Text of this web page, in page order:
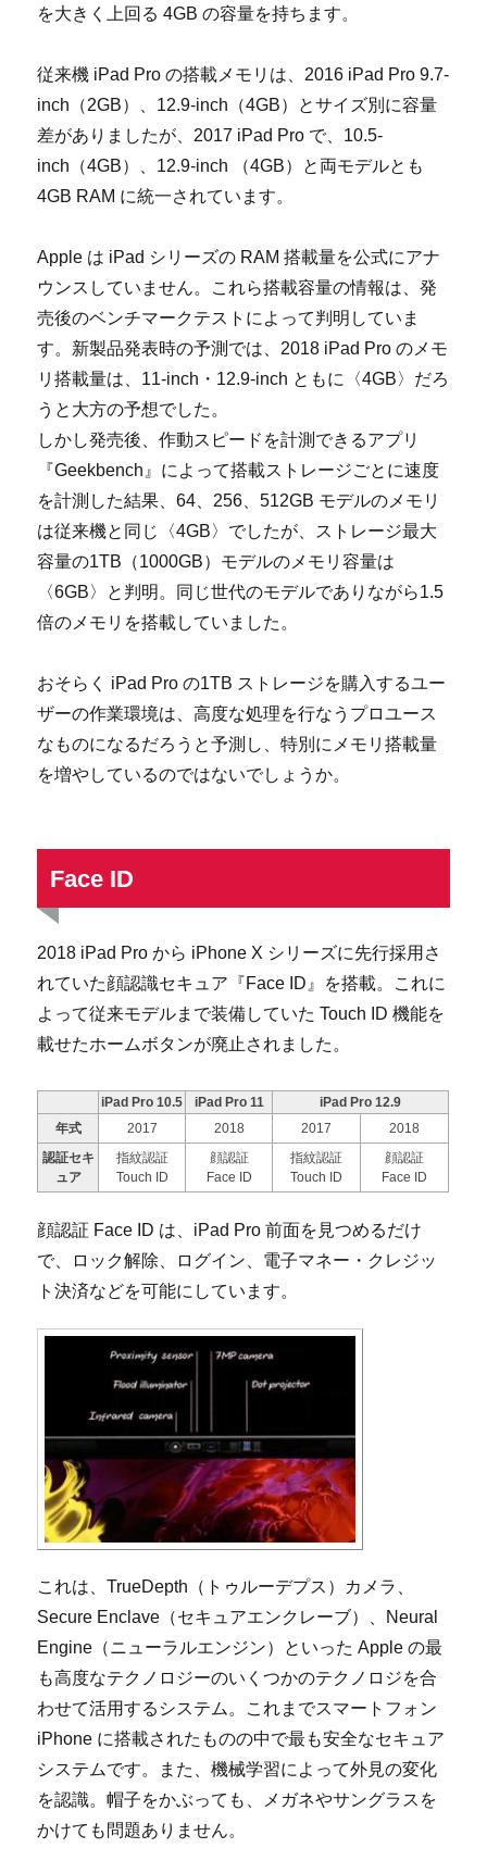
を大きく上回る 4GB の容量を持ちます。
従来機 iPad Pro の搭載メモリは、2016 iPad Pro 9.7-
inch（2GB）、12.9-inch（4GB）とサイズ別に容量
差がありましたが、2017 iPad Pro で、10.5-
inch（4GB）、12.9-inch （4GB）と両モデルとも
4GB RAM に統一されています。
Apple は iPad シリーズの RAM 搭載量を公式にアナ
ウンスしていません。これら搭載容量の情報は、発
売後のベンチマークテストによって判明していま
す。新製品発表時の予測では、2018 iPad Pro のメモ
リ搭載量は、11-inch・12.9-inch ともに〈4GB〉だろ
うと大方の予想でした。
しかし発売後、作動スピードを計測できるアプリ
『Geekbench』によって搭載ストレージごとに速度
を計測した結果、64、256、512GB モデルのメモリ
は従来機と同じ〈4GB〉でしたが、ストレージ最大
容量の1TB（1000GB）モデルのメモリ容量は
〈6GB〉と判明。同じ世代のモデルでありながら1.5
倍のメモリを搭載していました。
おそらく iPad Pro の1TB ストレージを購入するユー
ザーの作業環境は、高度な処理を行なうプロユース
なものになるだろうと予測し、特別にメモリ搭載量
を増やしているのではないでしょうか。
Face ID
2018 iPad Pro から iPhone X シリーズに先行採用さ
れていた顔認識セキュア『Face ID』を搭載。これに
よって従来モデルまで装備していた Touch ID 機能を
載せたホームボタンが廃止されました。
iPad Pro 10.5 iPad Pro 11
iPad Pro 12.9
年式
2017 2018 2017
2018
認証セキ
ュア
指紋認証
Touch ID
顔認証
Face ID
指紋認証
Touch ID
顔認証
Face ID
顔認証 Face ID は、iPad Pro 前面を見つめるだけ
で、ロック解除、ログイン、電子マネー・クレジッ
ト決済などを可能にしています。
これは、TrueDepth（トゥルーデプス）カメラ、
Secure Enclave（セキュアエンクレーブ）、Neural
Engine（ニューラルエンジン）といった Apple の最
も高度なテクノロジーのいくつかのテクノロジを合
わせて活用するシステム。これまでスマートフォン
iPhone に搭載されたものの中で最も安全なセキュア
システムです。また、機械学習によって外見の変化
を認識。帽子をかぶっても、メガネやサングラスを
かけても問題ありません。